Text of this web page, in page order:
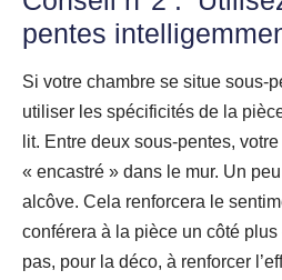
pentes
Si votre chambre se situe sous-
utiliser les spécificités de la
lit. Entre deux sous-pentes,
« encastré » dans le mur. Un
alcôve. Cela renforcera le
conférera à la pièce un côté plus
pas, pour la déco, à renforcer